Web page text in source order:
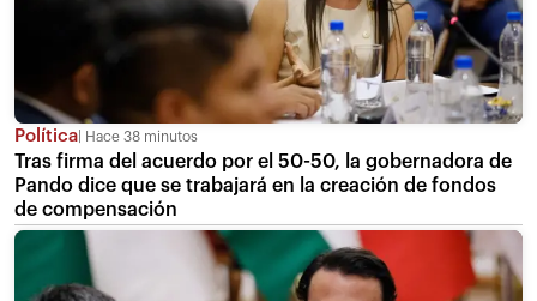
Política Hace 38 minutos
Tras firma del acuerdo por el 50-50, la gobernadora de
Pando dice que se trabajará en la creación de fondos
de compensación